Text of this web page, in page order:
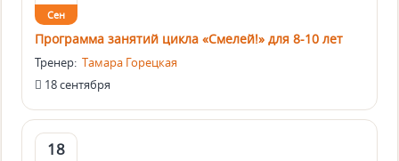
Сен
Программа занятий цикла «Смелей!» для 8-10 лет
Тренер: Тамара Горецкая
18 сентября
18